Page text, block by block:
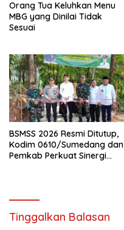
Orang Tua Keluhkan Menu
MBG yang Dinilai Tidak
Sesuai
BSMSS 2026 Resmi Ditutup,
Kodim 0610/Sumedang dan
Pemkab Perkuat Sinergi
Tinggalkan Balasan